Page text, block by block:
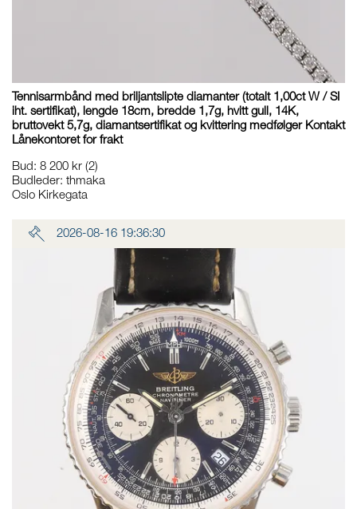
Tennisarmbånd med briljantslipte diamanter (totalt 1,00ct W / SI
iht. sertifikat), lengde 18cm, bredde 1,7g, hvitt gull, 14K,
bruttovekt 5,7g, diamantsertifikat og kvittering medfølger Kontakt
Lånekontoret for frakt
Bud: 8 200 kr (2)
Budleder: thmaka
Oslo Kirkegata
2026-08-16 19:36:30